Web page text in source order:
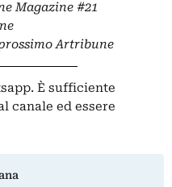
Magazine #21
Artribune
È sufficiente
canale ed essere